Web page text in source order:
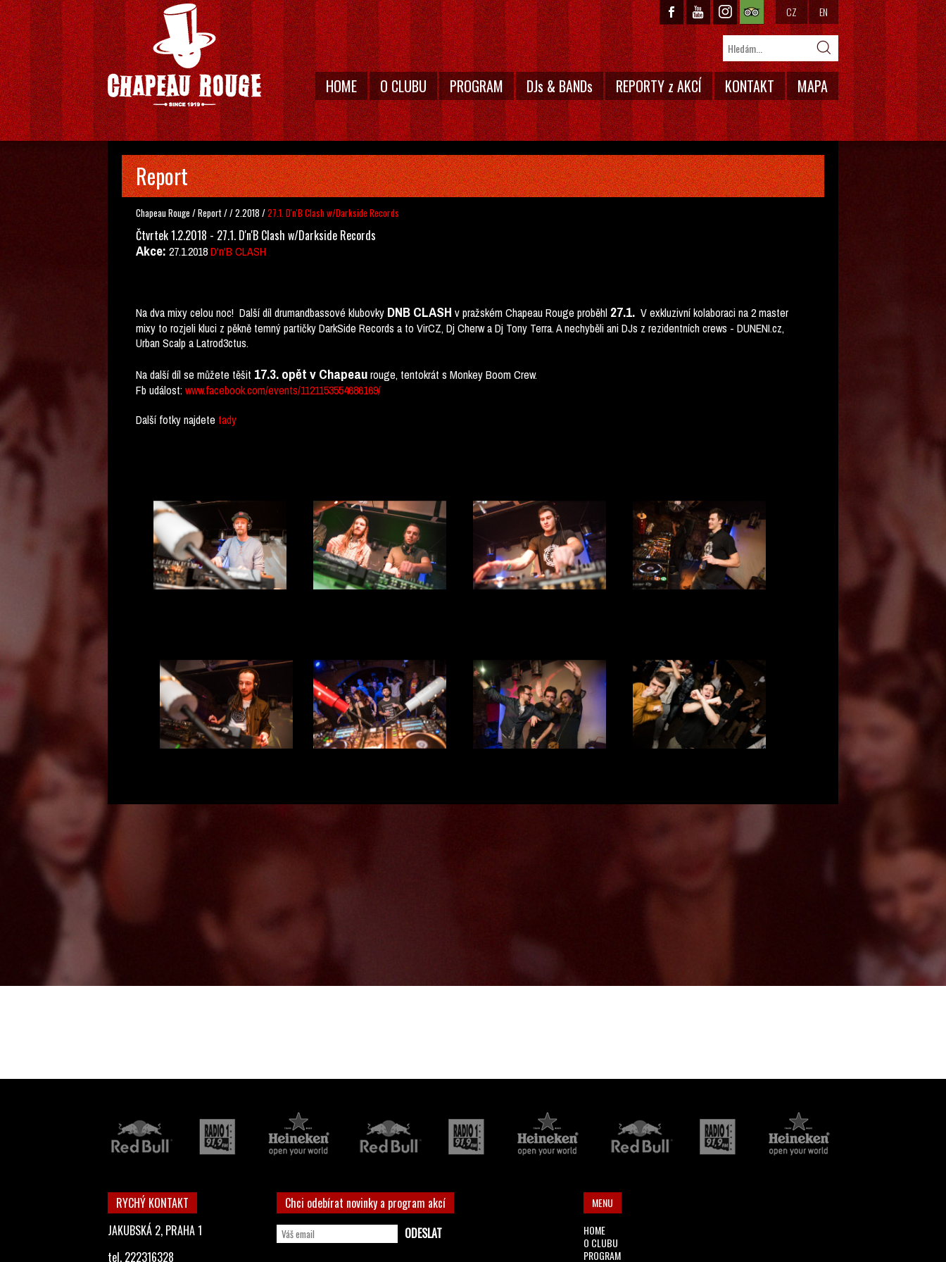
HOME O CLUBU PROGRAM DJs & BANDs REPORTY z AKCÍ KONTAKT MAPA
CZ EN
Report
Chapeau Rouge /Report//2.2018 /27.1. D'n'B Clash w/Darkside Records
Čtvrtek 1.2.2018 - 27.1. D'n'B Clash w/Darkside Records
Akce: 27.1.2018D'n'B CLASH
Na dva mixy celou noc! Další díl drumandbassové klubovky DNB CLASH v pražském Chapeau Rouge proběhl 27.1. V exkluzivní kolaboraci na 2 master
mixy to rozjeli kluci z pěkně temný partičky DarkSide Records a to VirCZ, Dj Cherw a Dj Tony Terra. A nechyběli ani DJs z rezidentních crews - DUNENI.cz,
Urban Scalp a Latrod3ctus.
Na další díl se můžete těšit 17.3. opět v Chapeaurouge, tentokrát s Monkey Boom Crew.
Fb událost:www.facebook.com/events/1121153554686169/
Další fotky najdete tady
RYCHÝ KONTAKT
JAKUBSKÁ 2, PRAHA 1
tel. 222316328
Chci odebírat novinky a program akcí
MENU
HOME
O CLUBU
PROGRAM